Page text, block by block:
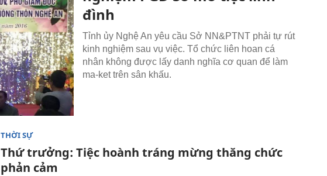
đình
Tỉnh ủy Nghệ An yêu cầu Sở NN&PTNT phải tự rút
kinh nghiệm sau vụ việc. Tổ chức liên hoan cá
nhân không được lấy danh nghĩa cơ quan để làm
ma-ket trên sân khấu.
THỜI SỰ
Thứ trưởng: Tiệc hoành tráng mừng thăng chức
phản cảm